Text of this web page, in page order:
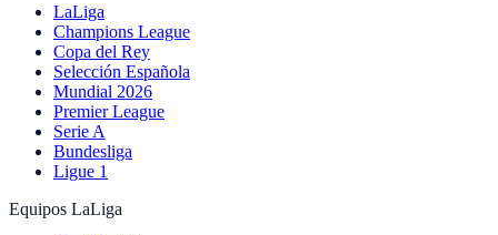
LaLiga
Champions League
Copa del Rey
Selección Española
Mundial 2026
Premier League
Serie A
Bundesliga
Ligue 1
Equipos LaLiga